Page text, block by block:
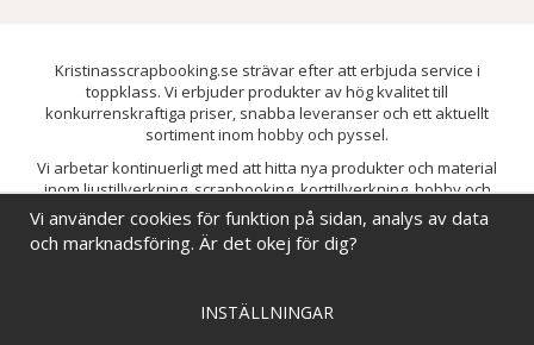
Kristinasscrapbooking.se strävar efter att erbjuda service i
toppklass. Vi erbjuder produkter av hög kvalitet till
konkurrenskraftiga priser, snabba leveranser och ett aktuellt
sortiment inom hobby och pyssel.
Vi arbetar kontinuerligt med att hitta nya produkter och material
inom ljustillverkning, scrapbooking, korttillverkning, hobby och
pyssel. Målet är att bredda sortimentet och löpande förbättra och
utveckla vårt utbud, så att du alltid kan hitta det du behöver hos oss.
Vi använder cookies för funktion på sidan, analys av data
och marknadsföring. Är det okej för dig?
INSTÄLLNINGAR